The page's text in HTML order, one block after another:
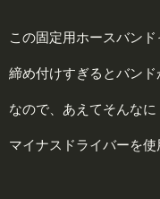
この固定用ホースバンド
締め付けすぎるとバンド
なので、あえてそんな
マイナスドライバーを使